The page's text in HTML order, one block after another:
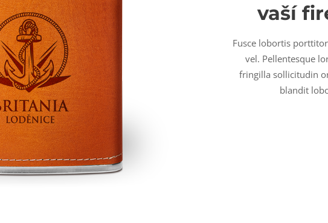
vaší
Fusce lobortis
vel. Pellentesque
fringilla sollicitudin
blandit